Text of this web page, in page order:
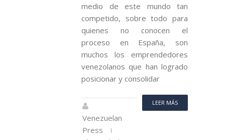
medio de este mundo tan
competido, sobre todo para
quienes no conocen el
proceso en España, son
muchos los emprendedores
venezolanos que han logrado
posicionar y consolidar
LEER MÁS
Venezuelan
Press